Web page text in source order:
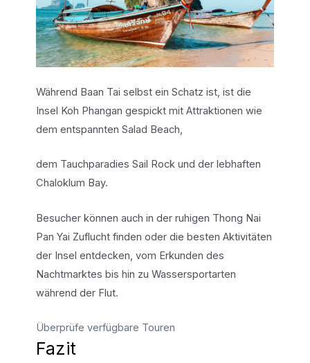
Während Baan Tai selbst ein Schatz ist, ist die
Insel Koh Phangan gespickt mit Attraktionen wie
dem entspannten Salad Beach,
dem Tauchparadies Sail Rock und der lebhaften
Chaloklum Bay.
Besucher können auch in der ruhigen Thong Nai
Pan Yai Zuflucht finden oder die besten Aktivitäten
der Insel entdecken, vom Erkunden des
Nachtmarktes bis hin zu Wassersportarten
während der Flut.
Überprüfe verfügbare Touren
Fazit